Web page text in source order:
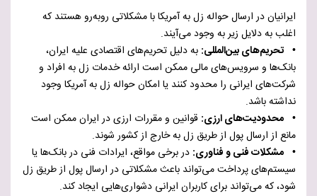
ایرانیان در ارسال حواله زل به آمریکا با مشکلاتی روبه‌رو هستند که
اغلب به دلایل زیر به وجود می‌آیند.
• تحریم‌های بین‌المللی: به دلیل تحریم‌های اقتصادی علیه ایران،
بانک‌ها و سرویس‌های مالی ممکن است ارائه خدمات زل به افراد و
شرکت‌های ایرانی را محدود کنند یا امکان حواله زل به آمریکا وجود
نداشته باشد.
• محدودیت‌های ارزی: قوانین و مقررات ارزی در ایران ممکن است
مانع از ارسال پول از طریق زل به خارج از کشور شوند.
• مشکلات فنی و فناوری: در برخی مواقع، ایرادات فنی در بانک‌ها یا
سیستم‌های پرداخت می‌تواند باعث مشکلاتی در ارسال پول از طریق زل
شود، که می‌تواند برای کاربران ایرانی دشواری‌هایی ایجاد کند.